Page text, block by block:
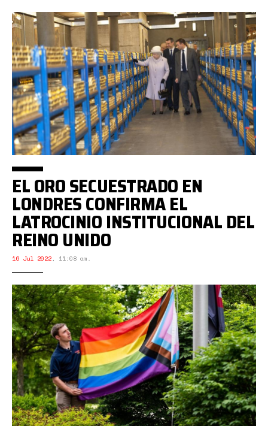
EL ORO SECUESTRADO EN
LONDRES CONFIRMA EL
LATROCINIO INSTITUCIONAL DEL
REINO UNIDO
16 Jul 2022, 11:08 am.